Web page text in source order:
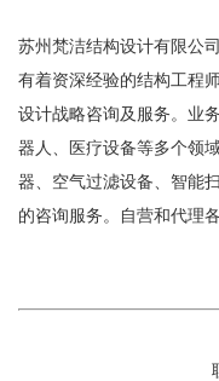
苏州梵洁结构设计有限公
有着资深经验的结构工程
设计战略咨询及服务。业
器人、医疗设备等多个领
器、空气过滤设备、智能
的咨询服务。自营和代理